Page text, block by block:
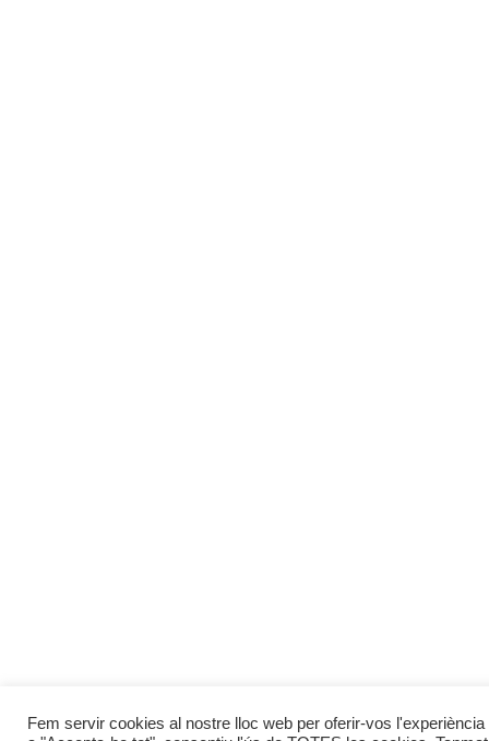
Fem servir cookies al nostre lloc web per oferir-vos